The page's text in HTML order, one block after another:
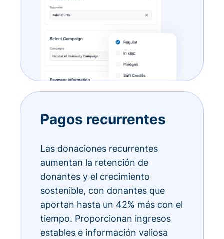
Pagos recurrentes
Las donaciones recurrentes
aumentan la retención de
donantes y el crecimiento
sostenible, con donantes que
aportan hasta un 42% más con el
tiempo. Proporcionan ingresos
estables e información valiosa